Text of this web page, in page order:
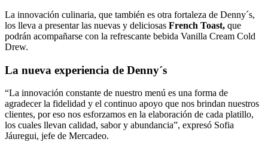
La innovación culinaria, que también es otra fortaleza de Denny´s,
los lleva a presentar las nuevas y deliciosas French Toast, que
podrán acompañarse con la refrescante bebida Vanilla Cream Cold
Drew.
La nueva experiencia de Denny´s
“La innovación constante de nuestro menú es una forma de
agradecer la fidelidad y el continuo apoyo que nos brindan nuestros
clientes, por eso nos esforzamos en la elaboración de cada platillo,
los cuales llevan calidad, sabor y abundancia”, expresó Sofia
Jáuregui, jefe de Mercadeo.